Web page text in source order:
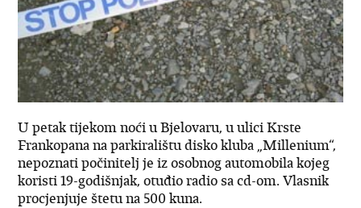
U petak tijekom noći u Bjelovaru, u ulici Krste
Frankopana na parkiralištu disko kluba „Millenium“,
nepoznati počinitelj je iz osobnog automobila kojeg
koristi 19-godišnjak, otuđio radio sa cd-om. Vlasnik
procjenjuje štetu na 500 kuna.